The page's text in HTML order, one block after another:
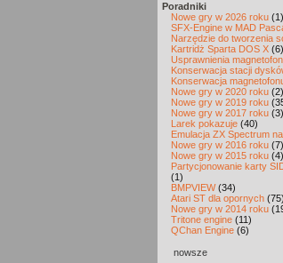
Poradniki
Nowe gry w 2026 roku (1)
SFX-Engine w MAD
Narzędzie do tworzenia
Kartridż Sparta DOS X (6)
Usprawnienia
Konserwacja stacji
Konserwacja
Nowe gry w 2020 roku (2)
Nowe gry w 2019 roku
Nowe gry w 2017 roku (3)
Larek pokazuje (40)
Emulacja ZX Spectrum
Nowe gry w 2016 roku (7)
Nowe gry w 2015 roku (4)
Partycjonowanie karty
(1)
BMPVIEW(34)
Atari ST dla opornych (75)
Nowe gry w 2014 roku
Tritone engine (11)
QChan Engine (6)
nowsze